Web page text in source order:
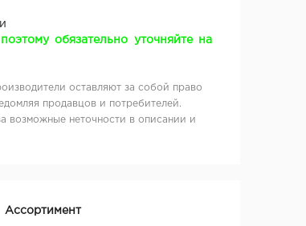
обязательно уточняйте на
оставляют за собой право
продавцов и потребителей.
возможные неточности в описании и
Ассортимент